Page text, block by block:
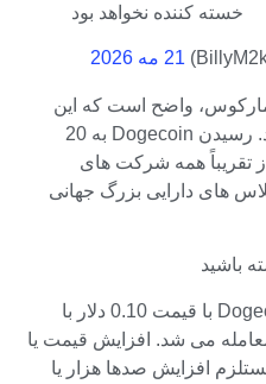
خسته کننده نخواهد بود
21 مه 2026
واضح است که این
اظهار نظر جدی گرفته نمی شود. رسیدن Dogecoin به 20
از تقریباً همه شرکت های
های دارایی بزرگ جهانی
باشید
در زمان نگارش این مقاله، Dogecoin با قیمت 0.10 دلار با
دلار معامله می شد. افزایش قیمت یا
دلار مستلزم افزایش صدها هزار یا